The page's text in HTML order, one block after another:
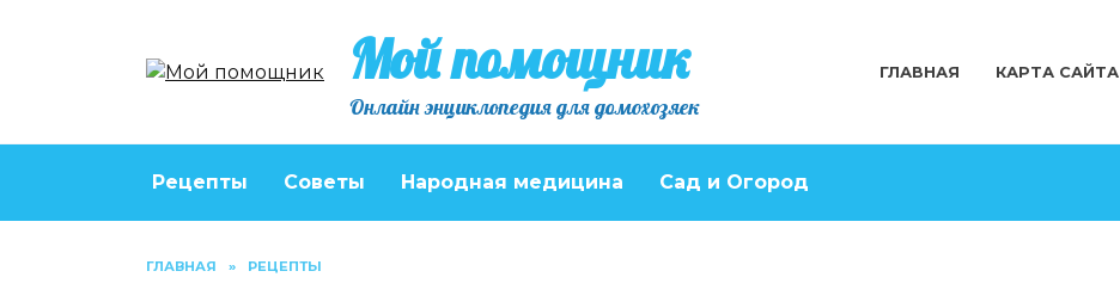
Мой помощник
Онлайн энциклопедия для домохозяек
ГЛАВНАЯ КАРТА САЙТА
Рецепты Советы Народная медицина Сад и Огород
ГЛАВНАЯ » РЕЦЕПТЫ